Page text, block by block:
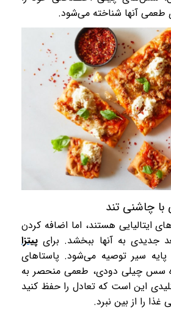
طعمی آنها شناخته می‌شود.
با چاشنی تند
ایتالیایی هستند، اما اضافه کردن
جدیدی به آنها ببخشد. برای پیتزا
سیر توصیه می‌شود. پاستاهای
سس چیلی دودی، طعمی منحصر به
این است که تعادل را حفظ کنید
را از بین نبرد.